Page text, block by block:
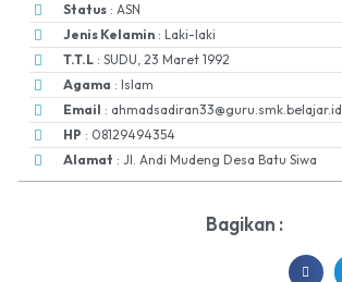
Status : ASN
Jenis Kelamin : Laki-laki
T.T.L : SUDU, 23 Maret 1992
Agama : Islam
Email : ahmadsadiran33@guru.smk.belajar.id
HP : 08129494354
Alamat : Jl. Andi Mudeng Desa Batu Siwa
Bagikan :